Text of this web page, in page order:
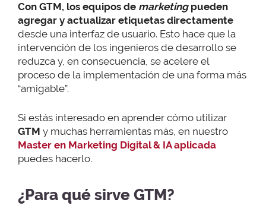
Con GTM, los equipos de marketingpueden
agregar y actualizar etiquetas directamente
desde una interfaz de usuario. Esto hace que la
intervención de los ingenieros de desarrollo se
reduzca y, en consecuencia, se acelere el
proceso de la implementación de una forma más
“amigable”.
Si estás interesado en aprender cómo utilizar
GTM y muchas herramientas más, en nuestro
Master en Marketing Digital & IA aplicada
puedes hacerlo.
¿Para qué sirve GTM?